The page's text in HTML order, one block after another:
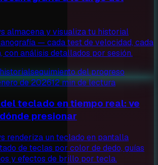
almacena y visualiza tu historial
— cada test de velocidad, cada
con análisis detallados por sesión.
historialseguimiento del progreso
de 202612 min de lectura
teclado en tiempo real: ve
presionar
renderiza un teclado en pantalla
de teclas por color de dedo, guías
y efectos de brillo por tecla.